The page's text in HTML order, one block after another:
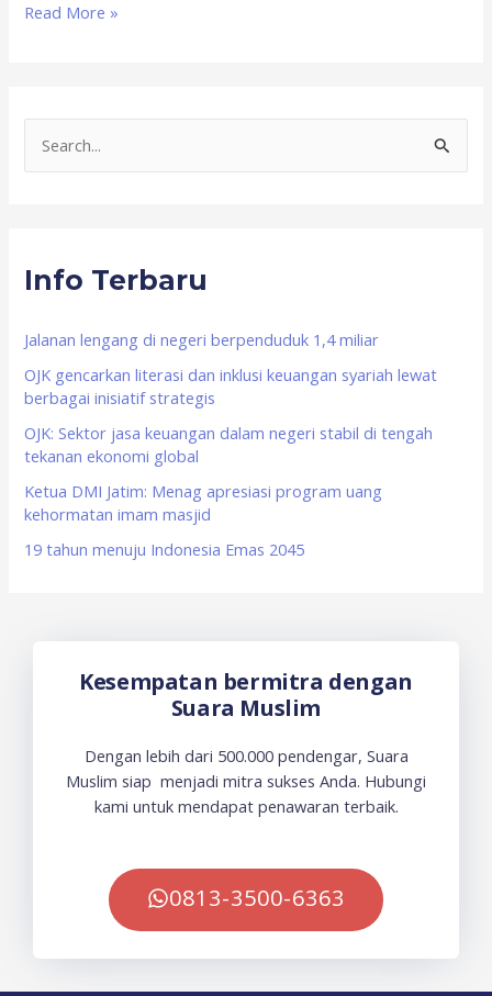
Read More »
c
f
o
r
:
Info Terbaru
Jalanan lengang di negeri berpenduduk 1,4 miliar
OJK gencarkan literasi dan inklusi keuangan syariah lewat
berbagai inisiatif strategis
OJK: Sektor jasa keuangan dalam negeri stabil di tengah
tekanan ekonomi global
Ketua DMI Jatim: Menag apresiasi program uang
kehormatan imam masjid
19 tahun menuju Indonesia Emas 2045
Kesempatan bermitra dengan
Suara Muslim
Dengan lebih dari 500.000 pendengar, Suara
Muslim siap menjadi mitra sukses Anda. Hubungi
kami untuk mendapat penawaran terbaik.
0813-3500-6363